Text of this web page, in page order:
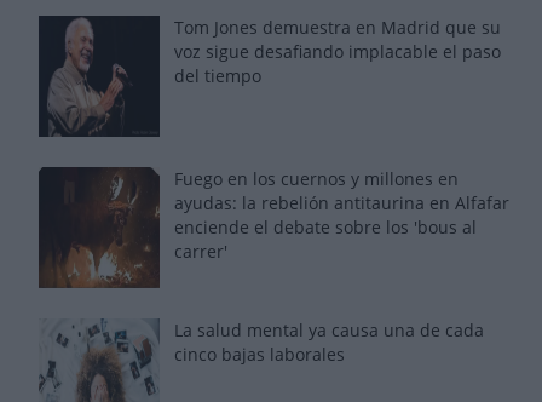
Tom Jones demuestra en Madrid que su
voz sigue desafiando implacable el paso
del tiempo
Fuego en los cuernos y millones en
ayudas: la rebelión antitaurina en Alfafar
enciende el debate sobre los 'bous al
carrer'
La salud mental ya causa una de cada
cinco bajas laborales